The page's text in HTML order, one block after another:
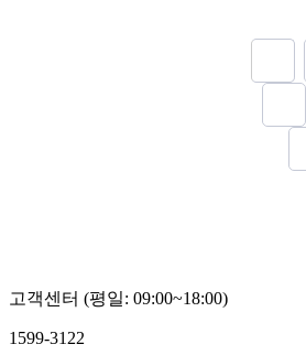
고객센터 (평일: 09:00~18:00)
1599-3122